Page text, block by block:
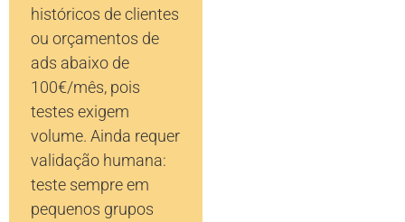
históricos de clientes
ou orçamentos de
ads abaixo de
100€/mês, pois
testes exigem
volume. Ainda requer
validação humana:
teste sempre em
pequenos grupos